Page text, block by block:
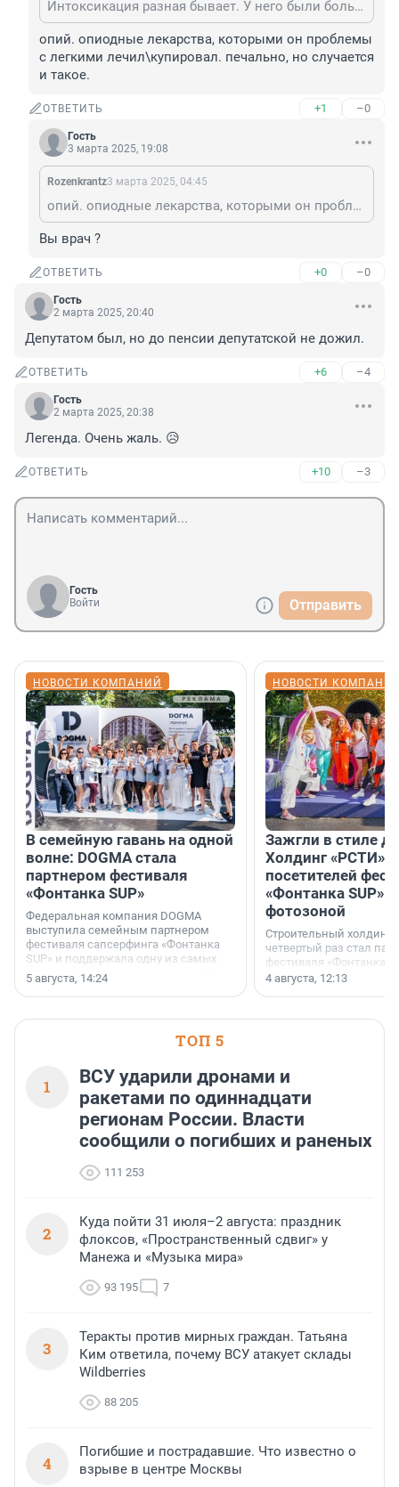
Интоксикация разная бывает. У него были больное сердце и легкие, на сильных лекарствах постоянно. Такая вот цена спортивных титулов 3-олимпийский чемпион, 6-чемпион мира, 6-чемпион европы.
опий. опиодные лекарства, которыми он проблемы
с легкими лечил\купировал. печально, но случается
и такое.
ОТВЕТИТЬ +1 –0
Гость
3 марта 2025, 19:08
Rozenkrantz3 марта 2025, 04:45
опий. опиодные лекарства, которыми он проблемы с легкими лечил\купировал. печально, но случается и такое.
Вы врач ?
ОТВЕТИТЬ +0 –0
Гость
2 марта 2025, 20:40
Депутатом был, но до пенсии депутатской не дожил.
ОТВЕТИТЬ +6 –4
Гость
2 марта 2025, 20:38
Легенда. Очень жаль. 😥
ОТВЕТИТЬ +10 –3
Гость
Войти
Отправить
НОВОСТИ КОМПАНИЙ
В семейную гавань на одной
волне: DOGMA стала
партнером фестиваля
«Фонтанка SUP»
Федеральная компания DOGMA
выступила семейным партнером
фестиваля сапсерфинга «Фонтанка
SUP» и поддержала одну из самых
ярких и романтичных номинаций —
«SUP-свадьба».
5 августа, 14:24
НОВОСТИ
Зажгли в стиле
Холдинг «РСТИ»
посетителей
«Фонтанка SUP»
фотозоной
Строительный холдинг
четвертый раз стал
фестиваля «Фонтанка
раз компания
посетителям
4 августа, 12:13
ТОП 5
1
ВСУ ударили дронами и
ракетами по одиннадцати
регионам России. Власти
сообщили о погибших и раненых
111 253
2
Куда пойти 31 июля–2 августа: праздник
флоксов, «Пространственный сдвиг» у
Манежа и «Музыка мира»
93 195 7
3
Теракты против мирных граждан. Татьяна
Ким ответила, почему ВСУ атакует склады
Wildberries
88 205
4
Погибшие и пострадавшие. Что известно о
взрыве в центре Москвы